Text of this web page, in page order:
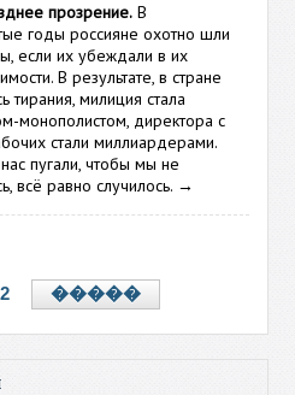
прозрение. В
годы россияне охотно шли
если их убеждали в их
В результате, в стране
тирания, милиция стала
монополистом, директора с
стали миллиардерами.
пугали, чтобы мы не
всё равно случилось. →
2 �����